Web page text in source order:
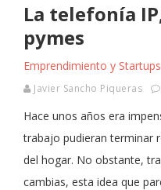
La telefonía
pymes
Emprendimiento y Startups
Javier Sancho Piqueras
Hace unos años era
trabajo pudieran terminar
del hogar. No obstante,
cambias, esta idea que